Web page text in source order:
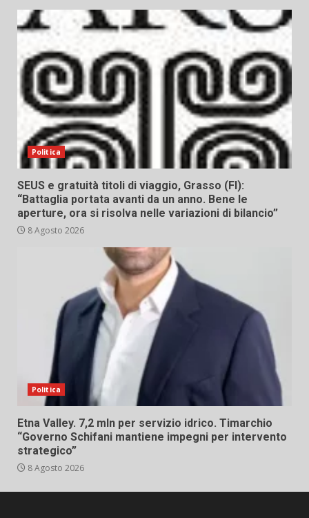
Politica
SEUS e gratuità titoli di viaggio, Grasso (FI):
“Battaglia portata avanti da un anno. Bene le
aperture, ora si risolva nelle variazioni di bilancio”
8 Agosto 2026
Politica
Etna Valley. 7,2 mln per servizio idrico. Timarchio
“Governo Schifani mantiene impegni per intervento
strategico”
8 Agosto 2026